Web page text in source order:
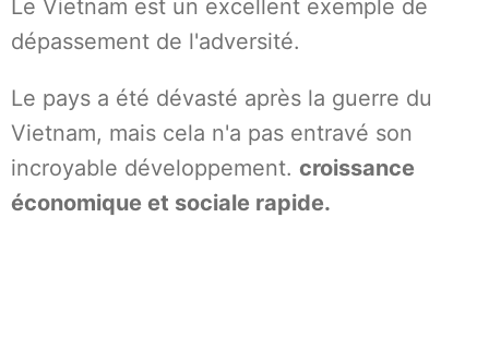
Le Vietnam est un excellent exemple de
dépassement de l'adversité.
Le pays a été dévasté après la guerre du
Vietnam, mais cela n'a pas entravé son
incroyable développement. croissance
économique et sociale rapide.